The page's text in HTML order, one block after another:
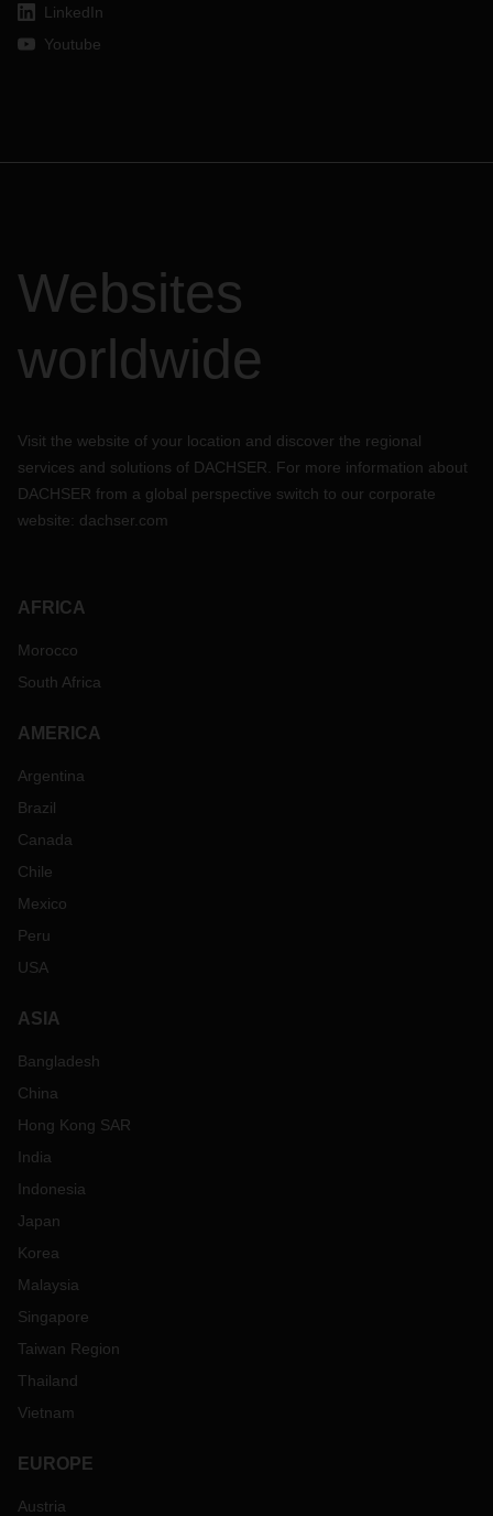
LinkedIn
Youtube
Websites
worldwide
Visit the website of your location and discover the regional
services and solutions of DACHSER. For more information about
DACHSER from a global perspective switch to our corporate
website: dachser.com
AFRICA
Morocco
South Africa
AMERICA
Argentina
Brazil
Canada
Chile
Mexico
Peru
USA
ASIA
Bangladesh
China
Hong Kong SAR
India
Indonesia
Japan
Korea
Malaysia
Singapore
Taiwan Region
Thailand
Vietnam
EUROPE
Austria